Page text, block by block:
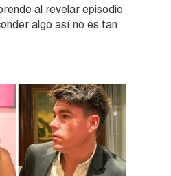
al revelar episodio
algo así no es tan